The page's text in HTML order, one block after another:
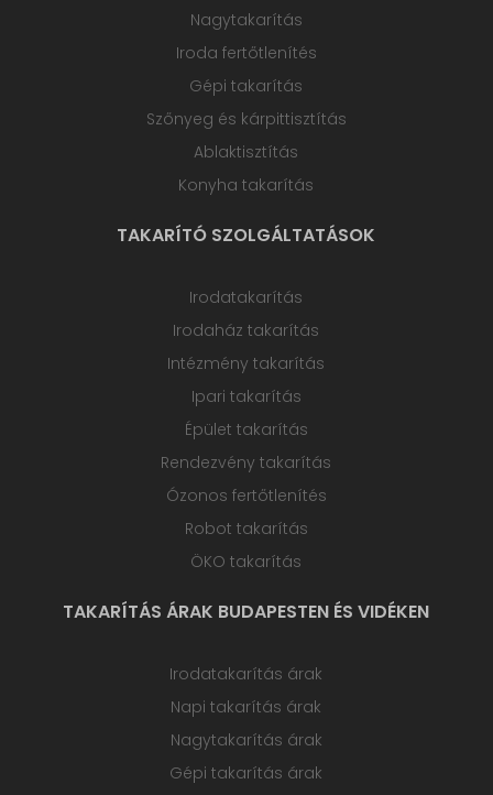
Nagytakarítás
Iroda fertőtlenítés
Gépi takarítás
Szőnyeg és kárpittisztítás
Ablaktisztítás
Konyha takarítás
TAKARÍTÓ SZOLGÁLTATÁSOK
Irodatakarítás
Irodaház takarítás
Intézmény takarítás
Ipari takarítás
Épület takarítás
Rendezvény takarítás
Ózonos fertőtlenítés
Robot takarítás
ÖKO takarítás
TAKARÍTÁS ÁRAK BUDAPESTEN ÉS VIDÉKEN
Irodatakarítás árak
Napi takarítás árak
Nagytakarítás árak
Gépi takarítás árak